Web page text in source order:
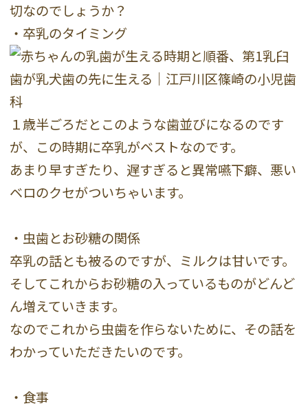
切なのでしょうか？
・卒乳のタイミング
１歳半ごろだとこのような歯並びになるのです
が、この時期に卒乳がベストなのです。
あまり早すぎたり、遅すぎると異常嚥下癖、悪い
ベロのクセがついちゃいます。
・虫歯とお砂糖の関係
卒乳の話とも被るのですが、ミルクは甘いです。
そしてこれからお砂糖の入っているものがどんど
ん増えていきます。
なのでこれから虫歯を作らないために、その話を
わかっていただきたいのです。
・食事